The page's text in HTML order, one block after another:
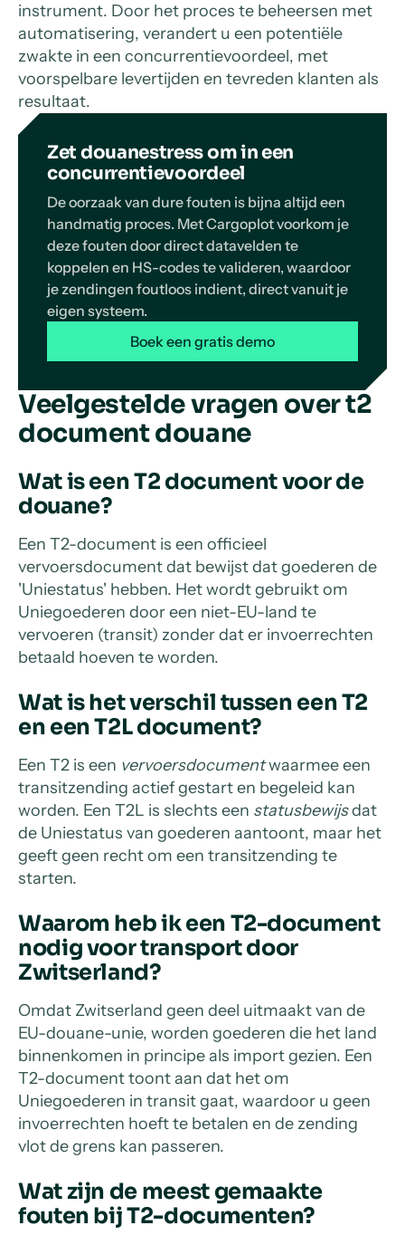
instrument. Door het proces te beheersen met
automatisering, verandert u een potentiële
zwakte in een concurrentievoordeel, met
voorspelbare levertijden en tevreden klanten als
resultaat.
Zet douanestress om in een
concurrentievoordeel
De oorzaak van dure fouten is bijna altijd een
handmatig proces. Met Cargoplot voorkom je
deze fouten door direct datavelden te
koppelen en HS-codes te valideren, waardoor
je zendingen foutloos indient, direct vanuit je
eigen systeem.
Boek een gratis demo
Veelgestelde vragen over t2
document douane
Wat is een T2 document voor de
douane?
Een T2-document is een officieel
vervoersdocument dat bewijst dat goederen de
'Uniestatus' hebben. Het wordt gebruikt om
Uniegoederen door een niet-EU-land te
vervoeren (transit) zonder dat er invoerrechten
betaald hoeven te worden.
Wat is het verschil tussen een T2
en een T2L document?
Een T2 is een vervoersdocumentwaarmee een
transitzending actief gestart en begeleid kan
worden. Een T2L is slechts een statusbewijsdat
de Uniestatus van goederen aantoont, maar het
geeft geen recht om een transitzending te
starten.
Waarom heb ik een T2-document
nodig voor transport door
Zwitserland?
Omdat Zwitserland geen deel uitmaakt van de
EU-douane-unie, worden goederen die het land
binnenkomen in principe als import gezien. Een
T2-document toont aan dat het om
Uniegoederen in transit gaat, waardoor u geen
invoerrechten hoeft te betalen en de zending
vlot de grens kan passeren.
Wat zijn de meest gemaakte
fouten bij T2-documenten?